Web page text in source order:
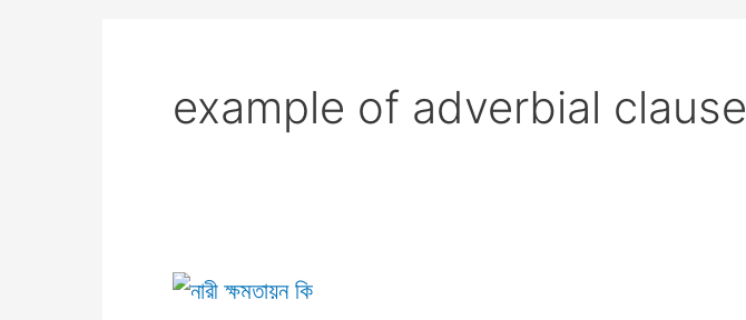
example of adverbial clause